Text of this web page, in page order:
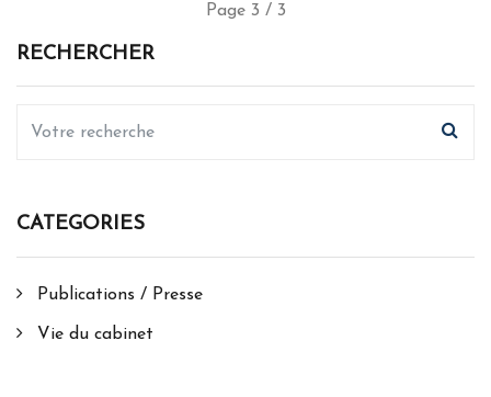
Page 3 / 3
RECHERCHER
CATEGORIES
Publications / Presse
Vie du cabinet